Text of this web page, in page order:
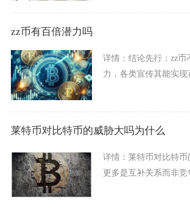
zz币有百倍潜力吗
详情： 结论先行：zz币
力，各类宣传其能实现
莱特币对比特币的威胁大吗为什么
详情： 莱特币对比特
更多是互补关系而非